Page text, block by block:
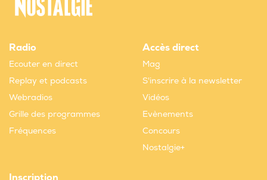
Radio
Ecouter en direct
Replay et podcasts
Webradios
Grille des programmes
Fréquences
Accès direct
Mag
S'inscrire à la newsletter
Vidéos
Evènements
Concours
Nostalgie+
Inscription